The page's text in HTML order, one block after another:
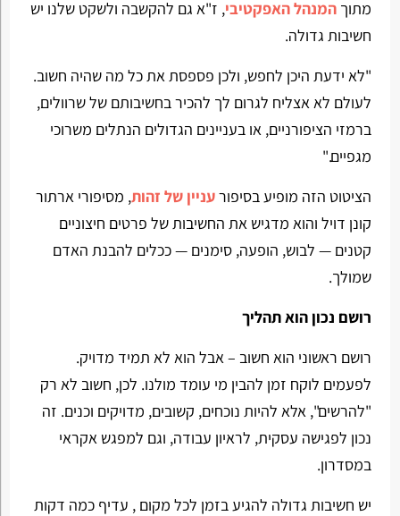
מתוך המנהל האפקטיבי, ז"א גם להקשבה ולשקט שלנו יש
חשיבות גדולה.
"לא ידעת היכן לחפש, ולכן פספסת את כל מה שהיה חשוב.
לעולם לא אצליח לגרום לך להכיר בחשיבותם של שרוולים,
ברמזי הציפורניים, או בעניינים הגדולים הנתלים משרוכי
מגפיים."
הציטוט הזה מופיע בסיפורעניין של זהות, מסיפורי ארתור
קונן דויל והוא מדגיש את החשיבות של פרטים חיצוניים
קטנים — לבוש, הופעה, סימנים — ככלים להבנת האדם
שמולך.
רושם נכון הוא תהליך
רושם ראשוני הוא חשוב – אבל הוא לא תמיד מדויק.
לפעמים לוקח זמן להבין מי עומד מולנו. לכן, חשוב לא רק
"להרשים", אלא להיות נוכחים, קשובים, מדויקים וכנים. זה
נכון לפגישה עסקית, לראיון עבודה, וגם למפגש אקראי
במסדרון.
יש חשיבות גדולה להגיע בזמן לכל מקום , עדיף כמה דקות